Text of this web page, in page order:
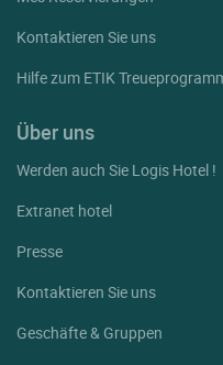
Kontaktieren Sie uns
Hilfe zum ETIK
Über uns
Werden auch Sie Logis Hotel !
Extranet hotel
Presse
Kontaktieren Sie uns
Geschäfte & Gruppen